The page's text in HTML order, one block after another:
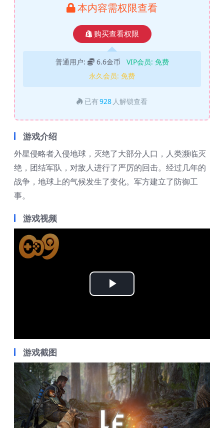
本内容需权限查看
购买查看权限
普通用户: 6.6金币 VIP会员: 免费
永久会员: 免费
已有928 人解锁查看
游戏介绍
外星侵略者入侵地球，灭绝了大部分人口，人类濒临灭
绝，团结军队，对敌人进行了严厉的回击。经过几年的
战争，地球上的气候发生了变化。军方建立了防御工
事。
游戏视频
Play
游戏截图